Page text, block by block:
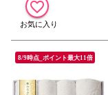
8/9時点_ポイント最大11倍